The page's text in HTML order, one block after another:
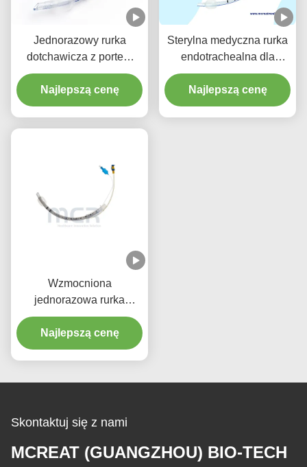
Jednorazowy rurka
dotchawicza z portem
ssącym - Bez DEHP
Przezroczysty PVC z
pięcioletnią gwarancją
Najlepszą cenę
Sterylna medyczna rurka
endotrachealna dla
wszystkich rozmiarów z
CE ISO
Najlepszą cenę
Wzmocniona
jednorazowa rurka
endotrachealna z
mikrocienkimi kajdanami
PU
Najlepszą cenę
Skontaktuj się z nami
MCREAT (GUANGZHOU) BIO-TECH